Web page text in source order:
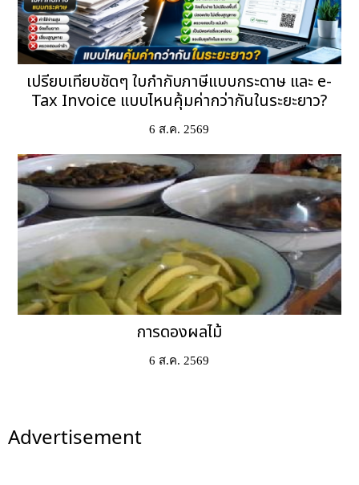
เปรียบเทียบชัดๆ ใบกำกับภาษีแบบกระดาษ และ e-
Tax Invoice แบบไหนคุ้มค่ากว่ากันในระยะยาว?
6 ส.ค. 2569
การดองผลไม้
6 ส.ค. 2569
Advertisement